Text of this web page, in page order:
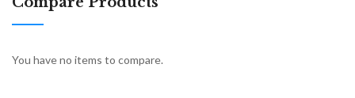
You have no items to compare.